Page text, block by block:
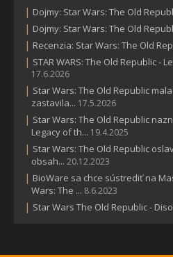
| Dojmy: Star Wars: The Old
| Dojmy: Star Wars: The Old
| Recenzia: Star Wars: The Old
| STAR WARS: The Old Republic -
17.6.2026
| Star Wars: The Old Republic
zastavila... 17.5.2026
| Star Wars: The Old Republic
Legacy of th... 19.4.2025
| Star Wars: The Old Republic
obsah... 20.12.2023
| BioWare sa chce sústrediť na
Wars: The ... 8.6.2023
| Star Wars The Old Republic -